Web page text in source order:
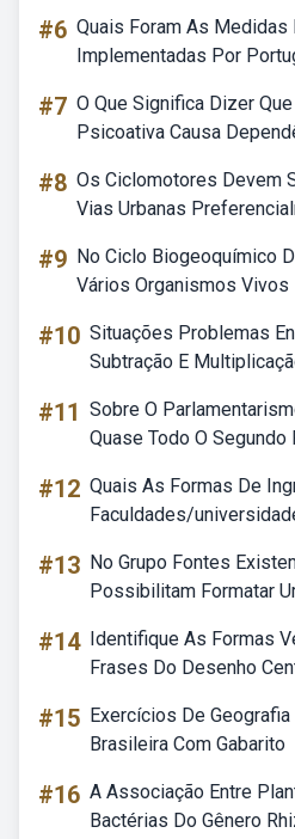
#6 Quais Foram As
Implementadas Por
#7 O Que Significa Dizer
Psicoativa Causa
#8 Os Ciclomotores Devem
Vias Urbanas
#9 No Ciclo Biogeoquímico
Vários Organismos Vivos
#10 Situações Problemas
Subtração E
#11 Sobre O
Quase Todo O Segundo
#12 Quais As Formas De
Faculdades/
#13 No Grupo Fontes
Possibilitam Formatar
#14 Identifique As Formas
Frases Do Desenho
#15 Exercícios De
Brasileira Com Gabarito
#16 A Associação Entre
Bactérias Do Gênero